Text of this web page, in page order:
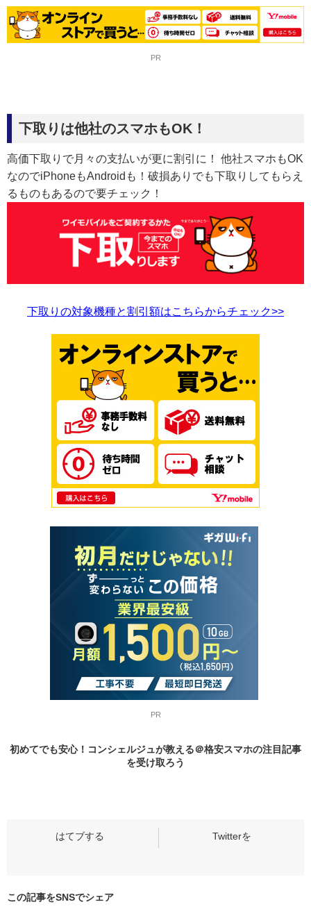
PR
下取りは他社のスマホもOK！
高価下取りで月々の支払いが更に割引に！ 他社スマホもOK
なのでiPhoneもAndroidも！破損ありでも下取りしてもらえ
るものもあるので要チェック！
下取りの対象機種と割引額はこちらからチェック>>
PR
初めてでも安心！コンシェルジュが教える＠格安スマホの注目記事
を受け取ろう
この記事をSNSでシェア